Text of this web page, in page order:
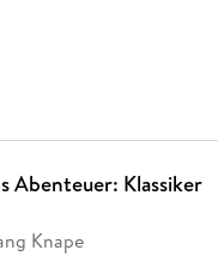
Abenteuer: Klassiker
Knape